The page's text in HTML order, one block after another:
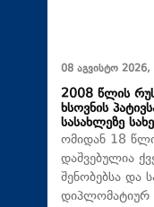
08 აგვისტო 2026,
2008 წლის
ხსოვნის
სასახლეზე
ომიდან 18
დაშვებულია
შენობებსა და
დიპლომატიურ